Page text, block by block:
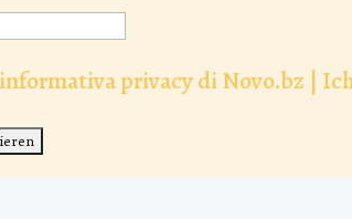
privacy di Novo.bz |